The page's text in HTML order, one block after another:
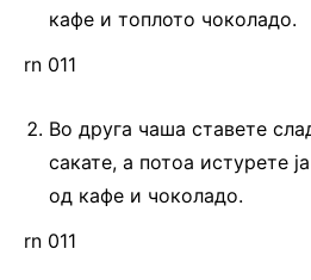
кафе и топлото чоколадо.
rn 011
Во друга чаша ставете
сакате, а потоа истурете
од кафе и чоколадо.
rn 011